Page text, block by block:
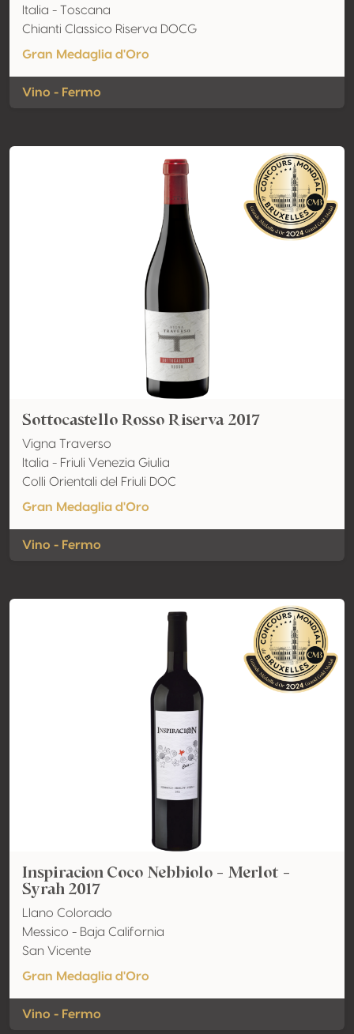
Italia - Toscana
Chianti Classico Riserva DOCG
Gran Medaglia d'Oro
Vino - Fermo
Sottocastello Rosso Riserva 2017
Vigna Traverso
Italia - Friuli Venezia Giulia
Colli Orientali del Friuli DOC
Gran Medaglia d'Oro
Vino - Fermo
Inspiracion Coco Nebbiolo - Merlot -
Syrah 2017
Llano Colorado
Messico - Baja California
San Vicente
Gran Medaglia d'Oro
Vino - Fermo